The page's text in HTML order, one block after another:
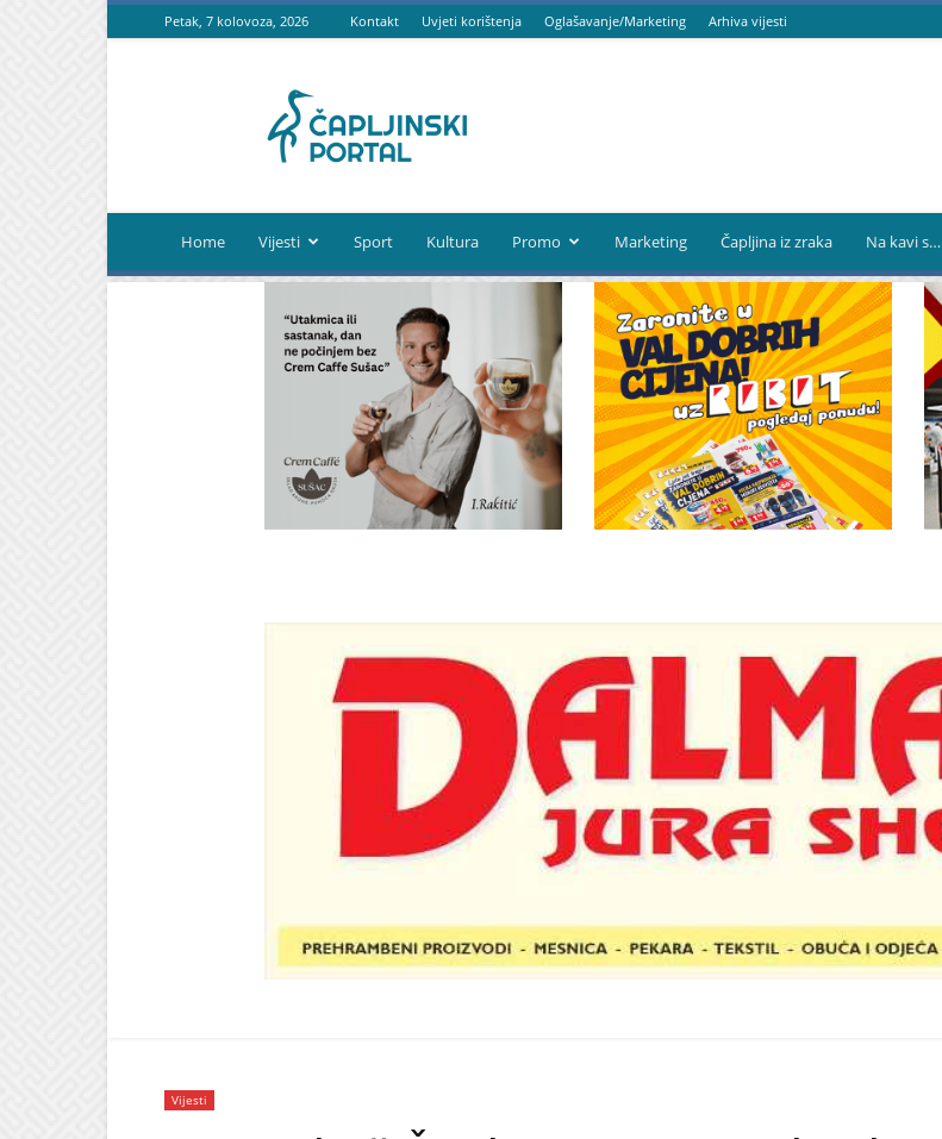
Petak, 7 kolovoza, 2026 Kontakt Uvjeti korištenja Oglašavanje/Marketing Arhiva vijesti
portal
Home Vijesti Sport Kultura Promo Marketing Čapljina iz zraka Na kavi s…
Vijesti